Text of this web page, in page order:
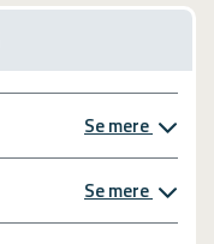
Se mere
Se mere